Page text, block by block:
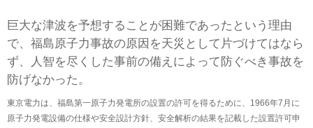
巨大な津波を予想することが困難であったという理由
で、福島原子力事故の原因を天災として片づけてはなら
ず、人智を尽くした事前の備えによって防ぐべき事故を
防げなかった。
東京電力は、福島第一原子力発電所の設置の許可を得るために、1966年7月に
原子力発電設備の仕様や安全設計方針、安全解析の結果を記載した設置許可申